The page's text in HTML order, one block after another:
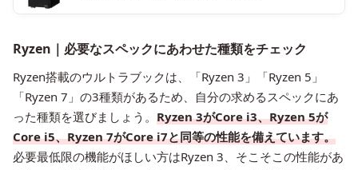
Ryzen｜必要なスペックにあわせた種類をチェック
Ryzen搭載のウルトラブックは、「Ryzen 3」「Ryzen 5」
「Ryzen 7」の3種類があるため、自分の求めるスペックにあ
った種類を選びましょう。 Ryzen 3がCore i3、Ryzen 5が
Core i5、Ryzen 7がCore i7と同等の性能を備えています。
必要最低限の機能がほしい方はRyzen 3、そこそこの性能があ